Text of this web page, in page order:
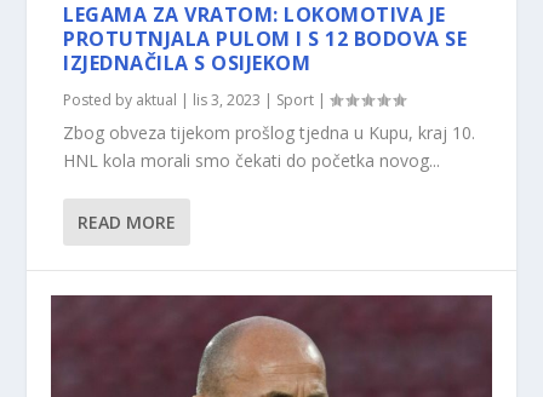
LEGAMA ZA VRATOM: LOKOMOTIVA JE
PROTUTNJALA PULOM I S 12 BODOVA SE
IZJEDNAČILA S OSIJEKOM
Posted by aktual | lis 3, 2023 | Sport |
Zbog obveza tijekom prošlog tjedna u Kupu, kraj 10.
HNL kola morali smo čekati do početka novog...
READ MORE